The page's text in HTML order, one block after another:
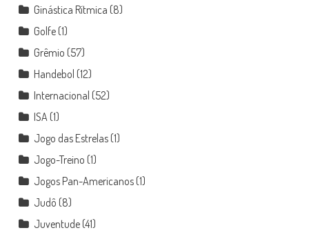
Ginástica Rítmica (8)
Golfe(1)
Grêmio (57)
Handebol (12)
Internacional (52)
ISA (1)
Jogo das Estrelas(1)
Jogo-Treino (1)
Jogos Pan-Americanos(1)
Judô (8)
Juventude(41)